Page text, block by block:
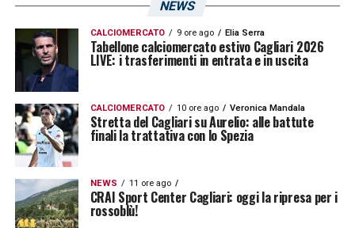
porta inviolata lontano dall’Olimpico: nelle 11
trasferte la Roma ha sempre subìto almeno
un gol, fatta eccezione per la gara di Reggio
Emilia contro ilSassuolo, vinta per due reti a
zero. Dalla difesa all’attacco:i giallorossi
segnano da 9 gare di fila in casa del
Cagliari. Spalletti, però, non è mai riuscito a
vincere in Sardegna: sono 5 i pareggi e due le
NEWS
CALCIOMERCATO 9 ore ago Elia Serra
Tabellone calciomercato estivo Cagliari 2026
LIVE: i trasferimenti in entrata e in uscita
CALCIOMERCATO 10 ore ago Veronica Mandala
Stretta del Cagliari su Aurelio: alle battute
finali la trattativa con lo Spezia
NEWS 11 ore ago
CRAI Sport Center Cagliari: oggi la ripresa per i
rossoblù!